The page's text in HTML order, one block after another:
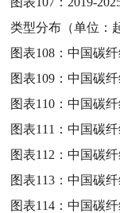
类型分布（单位：
图表108：中国碳
图表109：中国碳
图表110：中国碳
图表111：中国碳
图表112：中国碳
图表113：中国碳
图表114：中国碳